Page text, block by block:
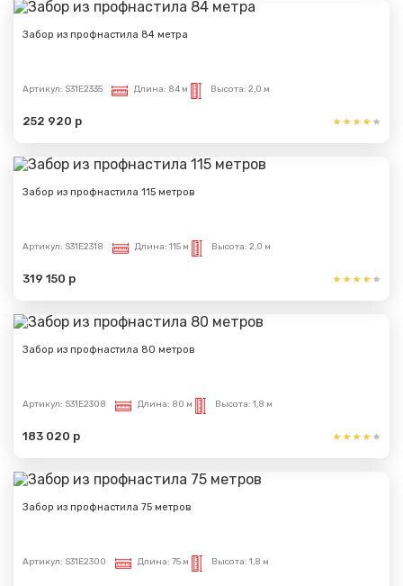
Забор из профнастила 84 метра
Артикул: S31E2335 Длина: 84 м Высота: 2,0 м
252 920 р
Забор из профнастила 115 метров
Артикул: S31E2318 Длина: 115 м Высота: 2,0 м
319 150 р
Забор из профнастила 80 метров
Артикул: S31E2308 Длина: 80 м Высота: 1,8 м
183 020 р
Забор из профнастила 75 метров
Артикул: S31E2300 Длина: 75 м Высота: 1,8 м